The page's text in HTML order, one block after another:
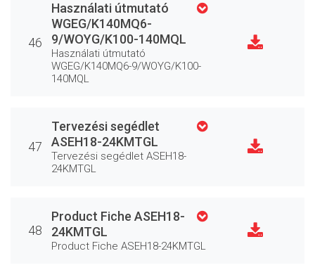
46
Használati útmutató
WGEG/K140MQ6-
9/WOYG/K100-140MQL
Használati útmutató
WGEG/K140MQ6-9/WOYG/K100-
140MQL
47
Tervezési segédlet
ASEH18-24KMTGL
Tervezési segédlet ASEH18-
24KMTGL
48
Product Fiche ASEH18-
24KMTGL
Product Fiche ASEH18-24KMTGL